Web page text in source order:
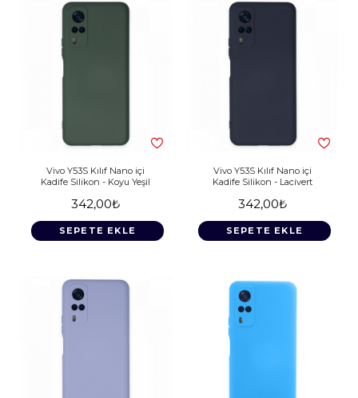
Vivo Y53S Kılıf Nano içi
Kadife Silikon - Koyu Yeşil
342,00₺
SEPETE EKLE
Vivo Y53S Kılıf Nano içi
Kadife Silikon - Lacivert
342,00₺
SEPETE EKLE